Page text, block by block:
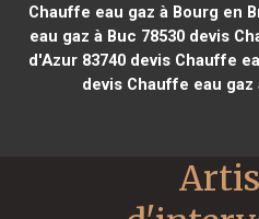
Chauffe eau gaz à Bourg en
eau gaz à Buc 78530devis
d'Azur 83740devis Chauffe
devis Chauffe eau gaz